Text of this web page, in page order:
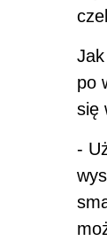
po
się
-